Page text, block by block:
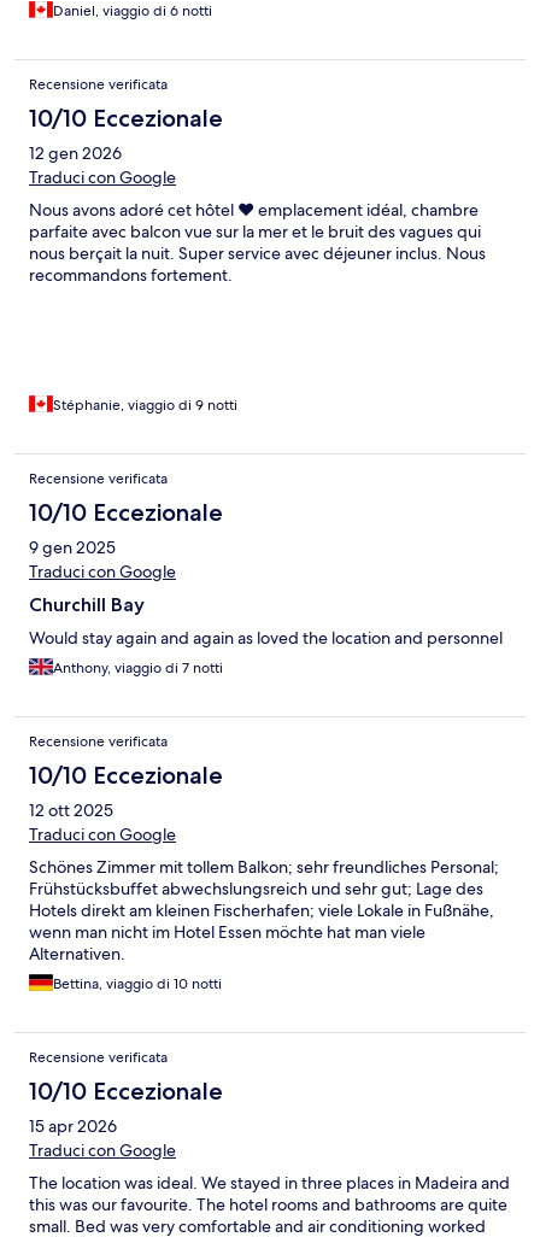
Daniel, viaggio di 6 notti
Recensione verificata
10/10 Eccezionale
12 gen 2026
Traduci con Google
Nous avons adoré cet hôtel ❤️ emplacement idéal, chambre
parfaite avec balcon vue sur la mer et le bruit des vagues qui
nous berçait la nuit. Super service avec déjeuner inclus. Nous
recommandons fortement.
Stéphanie, viaggio di 9 notti
Recensione verificata
10/10 Eccezionale
9 gen 2025
Traduci con Google
Churchill Bay
Would stay again and again as loved the location and personnel
Anthony, viaggio di 7 notti
Recensione verificata
10/10 Eccezionale
12 ott 2025
Traduci con Google
Schönes Zimmer mit tollem Balkon; sehr freundliches Personal;
Frühstücksbuffet abwechslungsreich und sehr gut; Lage des
Hotels direkt am kleinen Fischerhafen; viele Lokale in Fußnähe,
wenn man nicht im Hotel Essen möchte hat man viele
Alternativen.
Bettina, viaggio di 10 notti
Recensione verificata
10/10 Eccezionale
15 apr 2026
Traduci con Google
The location was ideal. We stayed in three places in Madeira and
this was our favourite. The hotel rooms and bathrooms are quite
small. Bed was very comfortable and air conditioning worked